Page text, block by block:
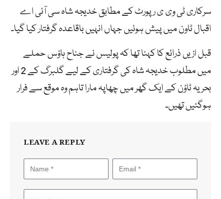
سرکاری ٹی وی ی رپورٹ کے مطابق خدیجہ شاہ سی آئی اے
اقبال ٹاون میں پیش ہوئیں جہاں انہیں باقاعدہ گرفتار کیا گیا۔
قبل ازیں ذرائع کا کہنا تھا کہ پولیس نے جناح ہاؤس حملے
میں مطلوب خدیجہ شاہ کی گرفتاری کے لیے گلبرگ کے 2 اور
بحریہ ٹاؤن کے ایک گھر میں چھاپہ مارا تاہم وہ موقع سے فرار
ہوگئیں تھیں۔
LEAVE A REPLY